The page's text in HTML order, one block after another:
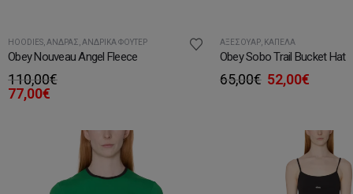
HOODIES,ΆΝΔΡΑΣ,ΑΝΔΡΙΚΆ ΦΟΎΤΕΡ
Obey Nouveau Angel Fleece
110,00€
77,00€
ΑΞΕΣΟΥΆΡ, ΚΑΠΈΛΑ
Obey Sobo Trail Bucket Hat
65,00€ Original
52,00€Η
52,00€.